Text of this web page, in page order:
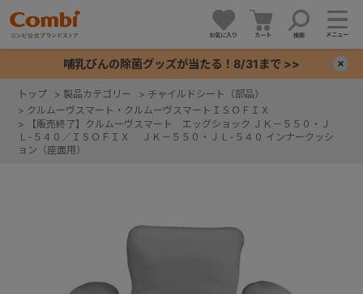
お気に入り カート 検索 メニュー
哺乳びんの除菌グッズが当たる！8/31まで >>
トップ > 製品カテゴリー > チャイルドシート（部品）
> クルムーヴスマート・クルムーヴスマートＩＳＯＦＩＸ
>
【販売終了】クルムーヴスマート エッグショック ＪＫ－５５０・Ｊ
Ｌ-５４０／ＩＳＯＦＩＸ ＪＫ－５５０・ＪＬ-５４０ インナークッシ
ョン（座面用）